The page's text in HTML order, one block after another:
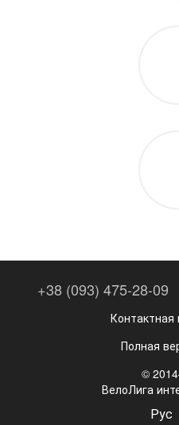
+38 (093) 475-28-09
Полная
©
ВелоЛига
Рус